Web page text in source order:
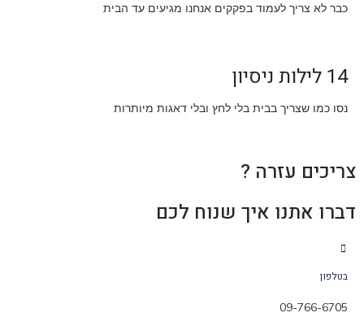
כבר לא צריך לעמוד בפקקים אנחנו מגיעים עד הבית
14 לילות ניסיון
נסו כמו שצריך בבית בלי לחץ ובלי דאגות מיותרות
צריכים עזרה ?
דברו אתנו איך שנוח לכם
בטלפון
09-766-6705